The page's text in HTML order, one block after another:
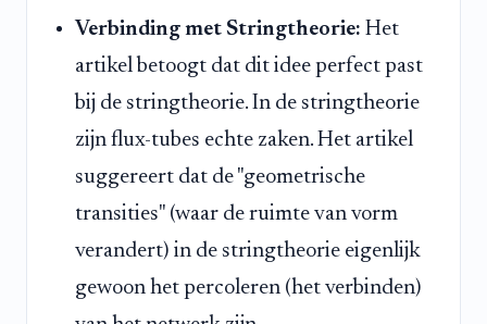
Verbinding met Stringtheorie: Het
artikel betoogt dat dit idee perfect past
bij de stringtheorie. In de stringtheorie
zijn flux-tubes echte zaken. Het artikel
suggereert dat de "geometrische
transities" (waar de ruimte van vorm
verandert) in de stringtheorie eigenlijk
gewoon het percoleren (het verbinden)